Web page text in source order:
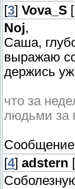
[3] Vova_S
Noj,
Саша,
выражаю
держись
что за
людьми за
Сообщение
[4] adstern